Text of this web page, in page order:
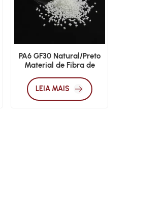
PA6 GF30 Natural/Preto
Material de Fibra de
LEIA MAIS